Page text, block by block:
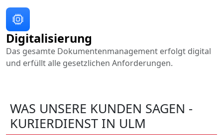
Digitalisierung
Das gesamte Dokumentenmanagement erfolgt digital
und erfüllt alle gesetzlichen Anforderungen.
WAS UNSERE KUNDEN SAGEN -
KURIERDIENST IN ULM